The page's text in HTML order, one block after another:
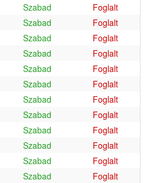
Szabad
Foglalt
Szabad
Foglalt
Szabad
Foglalt
Szabad
Foglalt
Szabad
Foglalt
Szabad
Foglalt
Szabad
Foglalt
Szabad
Foglalt
Szabad
Foglalt
Szabad
Foglalt
Szabad
Foglalt
Szabad
Foglalt